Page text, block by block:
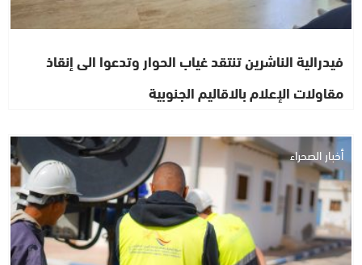
فيدرالية الناشرين تنتقد غياب الحوار وتدعوا الى إنقاذ
مقاولات الإعلام بالاقاليم الجنوبية
أخبار الصحراء